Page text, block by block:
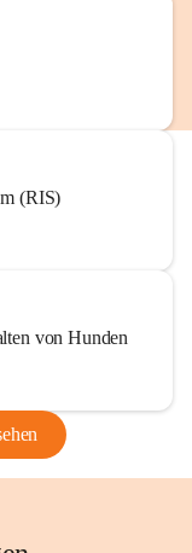
(RIS)
von Hunden